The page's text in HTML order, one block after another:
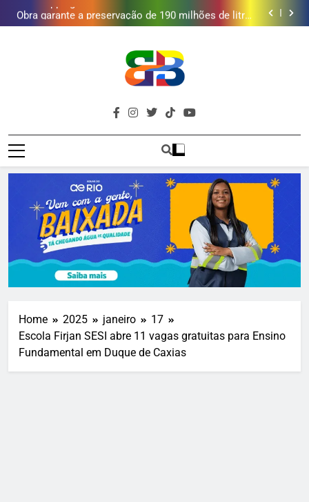
vinho em campanha de Dia dos Pais
Obra garante a preservação de 190 milhões de litros
de água por ano na Baixada Fluminense
Deputado Reimont quer reduzir idade mínima para
Lins em Nova Iguaçu neste fim de semana
Shopping Grande Rio sorteia MacBook e oferece
vinho em campanha de Dia dos Pais
Obra garante a preservação de 190 milhões de litros
de água por ano na Baixada Fluminense
Deputado Reimont quer reduzir idade mínima para
mulheres receberem o BPC
Brava
Baixada
Baixada Fluminense Em Destaque!
Home 2025 janeiro
17
Escola Firjan SESI abre 11 vagas gratuitas para Ensino
Fundamental em Duque de Caxias